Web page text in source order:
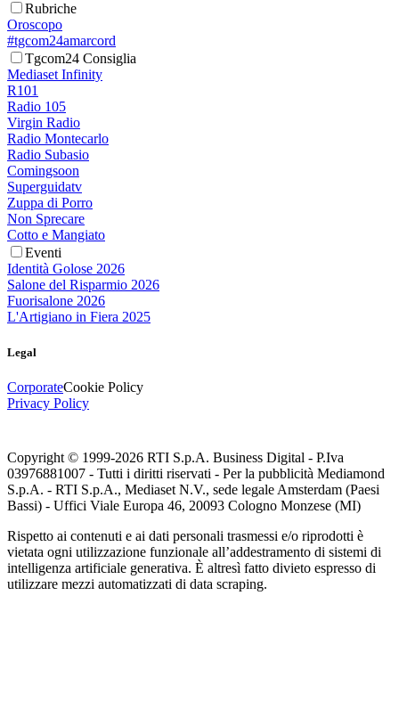
Rubriche
Oroscopo
#tgcom24amarcord
Tgcom24 Consiglia
Mediaset Infinity
R101
Radio 105
Virgin Radio
Radio Montecarlo
Radio Subasio
Comingsoon
Superguidatv
Zuppa di Porro
Non Sprecare
Cotto e Mangiato
Eventi
Identità Golose 2026
Salone del Risparmio 2026
Fuorisalone 2026
L'Artigiano in Fiera 2025
Legal
CorporateCookie Policy
Privacy Policy
Copyright © 1999-2026 RTI S.p.A. Business Digital - P.Iva
03976881007 - Tutti i diritti riservati - Per la pubblicità Mediamond
S.p.A. - RTI S.p.A., Mediaset N.V., sede legale Amsterdam (Paesi
Bassi) - Uffici Viale Europa 46, 20093 Cologno Monzese (MI)
Rispetto ai contenuti e ai dati personali trasmessi e/o riprodotti è
vietata ogni utilizzazione funzionale all’addestramento di sistemi di
intelligenza artificiale generativa. È altresì fatto divieto espresso di
utilizzare mezzi automatizzati di data scraping.